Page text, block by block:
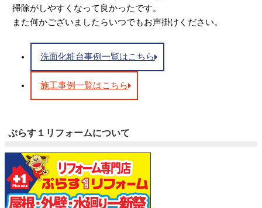
掃除がしやすくなって良かったです。
また何かございましたらいつでもお声掛けください。
洗面化粧台事例一覧はこちら
施工事例一覧はこちら
ぷらす１リフォームについて